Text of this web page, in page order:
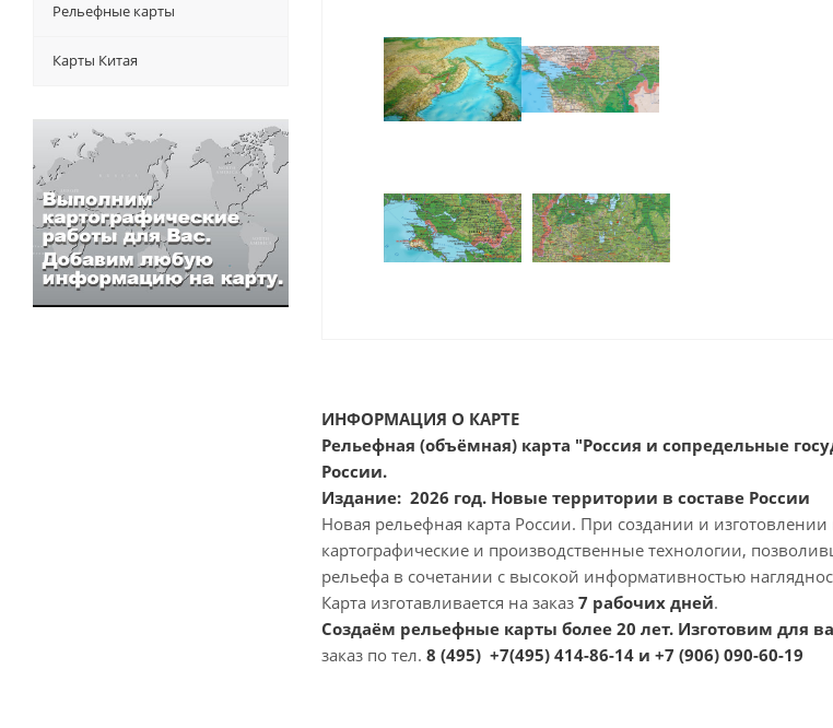
ИНФОРМАЦИЯ О КАРТЕ
Рельефная (объёмная) карта "Россия и сопредельные
России.
Издание: 2026 год. Новые территории в составе России
Новая рельефная карта России. При создании и
картографические и производственные технологии,
рельефа в сочетании с высокой информативностью
Карта изготавливается на заказ 7 рабочих дней.
Создаём рельефные карты более 20 лет. Изготовим для
заказ по тел. 8 (495) +7(495) 414-86-14 и +7 (906) 090-60-19
Рельефные карты
Карты Китая